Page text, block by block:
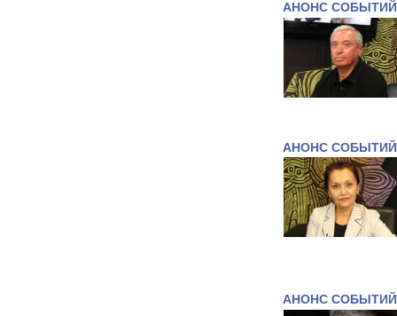
АНОНС СОБЫТИЙ
АНОНС СОБЫТИЙ
АНОНС СОБЫТИЙ